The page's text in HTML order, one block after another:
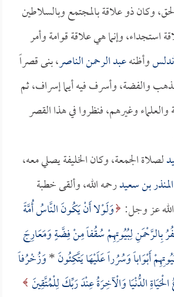
وكان ذو علاقة بالمجتمع وبالسلاطين
استجداء، وإنما هي علاقة قوامة وأمر
وأظنهعبد الرحمن الناصر، بنى قصراً
والفضة، وأسرف فيه أيما إسراف، ثم
والعلماء وغيرهم، فنظروا في هذا القصر
لصلاة الجمعة، وكان الخليفة يصلي معه،
المنذر بن سعيدرحمه الله، وألقى خطبة
عز وجل: وَلَوْلا أَنْ يَكُونَ النَّاسُ أُمَّةً
بِالرَّحْمَنِ لِبُيُوتِهِمْ سُقُفاً مِنْ فِضَّةٍ وَمَعَارِجَ
أَبْوَاباً وَسُرُراً عَلَيْهَا يَتَّكِئُونَ*وَزُخْرُفاً
الدُّنْيَا وَالْآخِرَةُ عِنْدَ رَبِّكَ لِلْمُتَّقِينَ